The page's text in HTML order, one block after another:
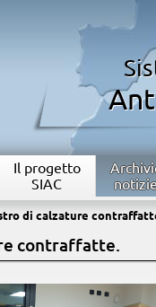
Il progetto
SIAC
di calzature
contraffatte.